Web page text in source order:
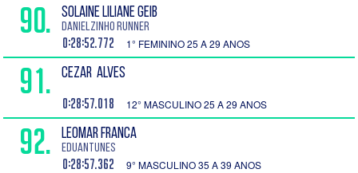
90. SOLAINE LILIANE GEIB
Danielzinho Runner
0:28:52.772 1° FEMININO 25 A 29 ANOS
91. CEZAR ALVES
0:28:57.018 12° MASCULINO 25 A 29 ANOS
92. LEOMAR FRANCA
Eduantunes
0:28:57.362 9° MASCULINO 35 A 39 ANOS